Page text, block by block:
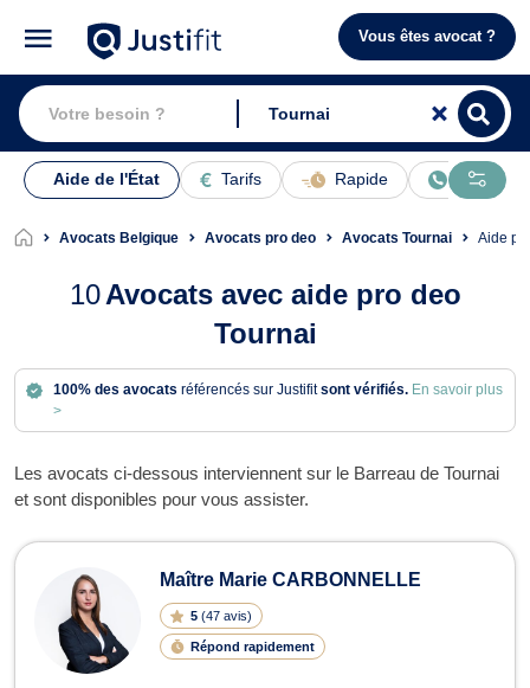
Vous êtes avocat ?
Aide de l'État Tarifs Rapide En ligne
Avocats Belgique Avocats pro deo Avocats Tournai Aide
10 Avocats avec aide pro deo
Tournai
100% des avocats référencés sur Justifitsont vérifiés. En savoir plus
>
Les avocats ci-dessous interviennent sur le Barreau de Tournai
et sont disponibles pour vous assister.
Avocats à Tournai
Maître Marie CARBONNELLE
5 (47 avis)
Répond rapidement